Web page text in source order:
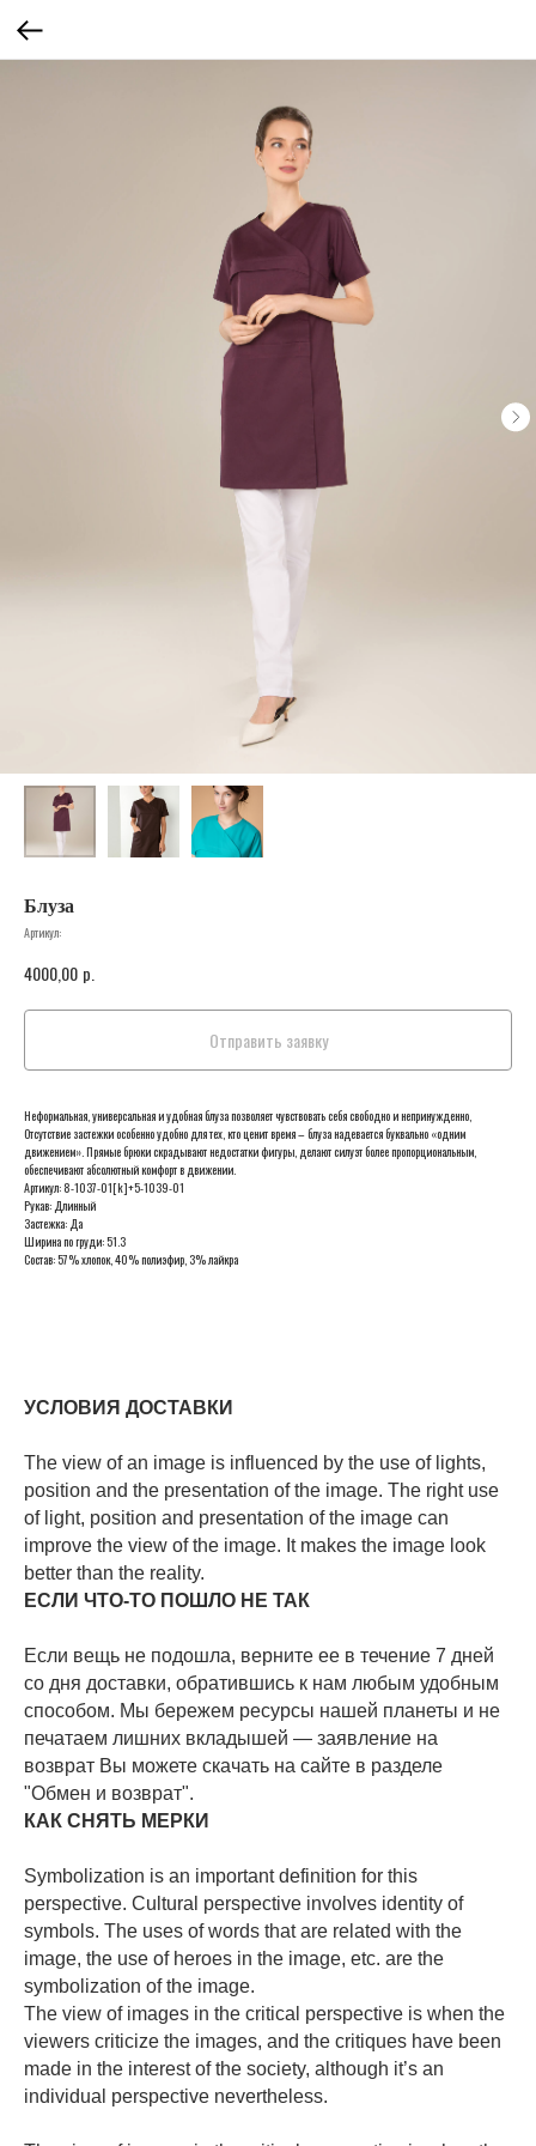
Блуза
Артикул:
4000,00 р.
Отправить заявку
Неформальная, универсальная и удобная блуза позволяет чувствовать себя свободно и непринужденно,
Отсутствие застежки особенно удобно для тех, кто ценит время – блуза надевается буквально «одним
движением». Прямые брюки скрадывают недостатки фигуры, делают силуэт более пропорциональным,
обеспечивают абсолютный комфорт в движении.
Артикул: 8-1037-01[k]+5-1039-01
Рукав: Длинный
Застежка: Да
Ширина по груди: 51.3
Состав: 57% хлопок, 40% полиэфир, 3% лайкра
УСЛОВИЯ ДОСТАВКИ
The view of an image is influenced by the use of lights,
position and the presentation of the image. The right use
of light, position and presentation of the image can
improve the view of the image. It makes the image look
better than the reality.
ЕСЛИ ЧТО-ТО ПОШЛО НЕ ТАК
Если вещь не подошла, верните ее в течение 7 дней
со дня доставки, обратившись к нам любым удобным
способом. Мы бережем ресурсы нашей планеты и не
печатаем лишних вкладышей — заявление на
возврат Вы можете скачать на сайте в разделе
"Обмен и возврат".
КАК СНЯТЬ МЕРКИ
Symbolization is an important definition for this
perspective. Cultural perspective involves identity of
symbols. The uses of words that are related with the
image, the use of heroes in the image, etc. are the
symbolization of the image.
The view of images in the critical perspective is when the
viewers criticize the images, and the critiques have been
made in the interest of the society, although it’s an
individual perspective nevertheless.